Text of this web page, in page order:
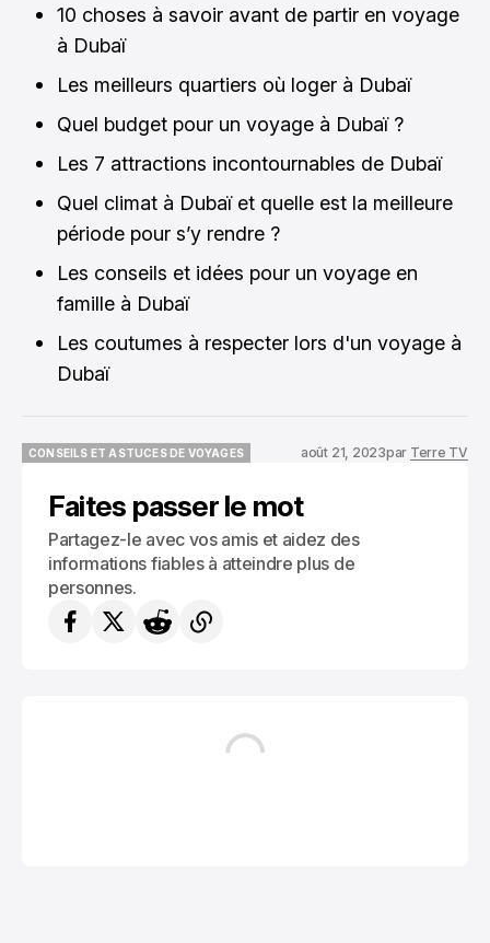
10 choses à savoir avant de partir en voyage
à Dubaï
Les meilleurs quartiers où loger à Dubaï
Quel budget pour un voyage à Dubaï ?
Les 7 attractions incontournables de Dubaï
Quel climat à Dubaï et quelle est la meilleure
période pour s’y rendre ?
Les conseils et idées pour un voyage en
famille à Dubaï
Les coutumes à respecter lors d'un voyage à
Dubaï
CONSEILS ET ASTUCES DE VOYAGES
août 21, 2023par Terre TV
Faites passer le mot
Partagez-le avec vos amis et aidez des
informations fiables à atteindre plus de
personnes.